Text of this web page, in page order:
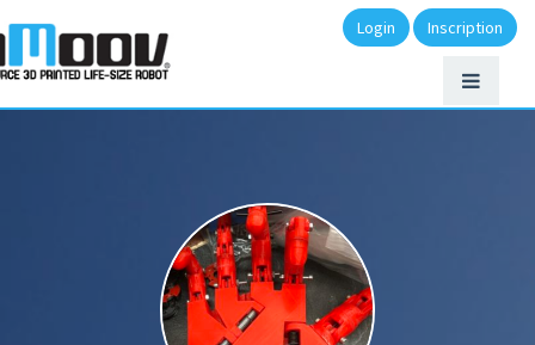
Login Inscription